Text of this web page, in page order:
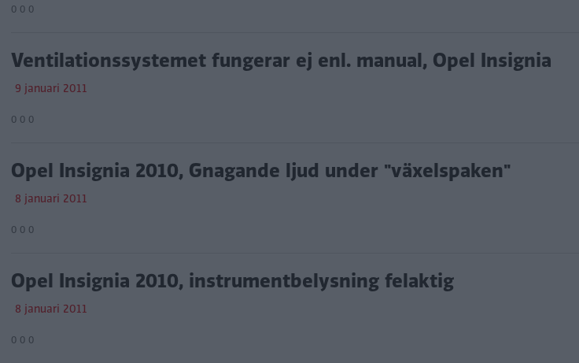
0 0 0
Ventilationssystemet fungerar ej enl. manual, Opel Insignia
9 januari 2011
0 0 0
Opel Insignia 2010, Gnagande ljud under "växelspaken"
8 januari 2011
0 0 0
Opel Insignia 2010, instrumentbelysning felaktig
8 januari 2011
0 0 0